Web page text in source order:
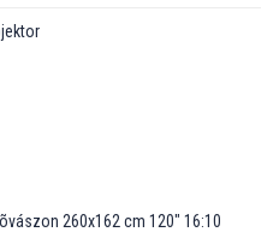
260x162 cm 120" 16:10